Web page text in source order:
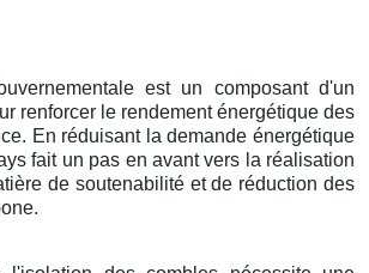
est un composant d'un
renforcer le rendement énergétique des
En réduisant la demande énergétique
fait un pas en avant vers la réalisation
de soutenabilité et de réduction des